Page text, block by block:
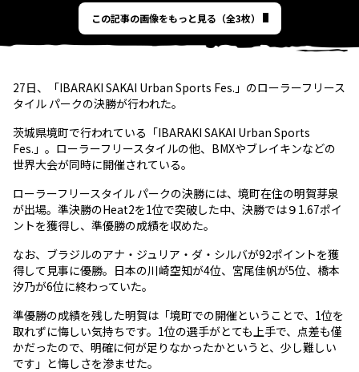
この記事の画像をもっと見る（全3枚）
27日、「IBARAKI SAKAI Urban Sports Fes.」のローラーフリース
タイル パークの決勝が行われた。
茨城県境町で行われている「IBARAKI SAKAI Urban Sports
Fes.」。ローラーフリースタイルの他、BMXやブレイキンなどの
世界大会が同時に開催されている。
ローラーフリースタイル パークの決勝には、境町在住の明賀芽泉
が出場。準決勝のHeat2を1位で突破した中、決勝では９1.67ポイ
ントを獲得し、準優勝の成績を収めた。
なお、ブラジルのアナ・ジュリア・ダ・シルバが92ポイントを獲
得して見事に優勝。日本の川崎空知が4位、宮尾佳帆が5位、橋本
汐乃が6位に終わっていた。
準優勝の成績を残した明賀は「境町での開催ということで、1位を
取れずに悔しい気持ちです。1位の選手がとても上手で、点差も僅
かだったので、明確に何が足りなかったかというと、少し難しい
です」と悔しさを滲ませた。